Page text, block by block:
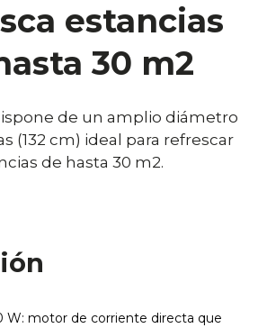
estancias
30 m2
de un amplio diámetro
(132 cm) ideal para refrescar
de hasta 30 m2.
W: motor de corriente directa que